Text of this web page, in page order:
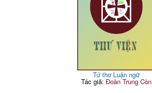
Tứ thơ Luận ngữ
Tác giả: Đoàn Trung Còn